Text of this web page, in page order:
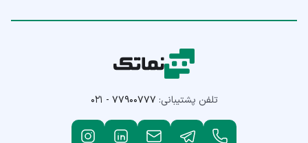
تلفن پشتیبانی: ۰۲۱ - ۷۷۹۰۰۷۷۷